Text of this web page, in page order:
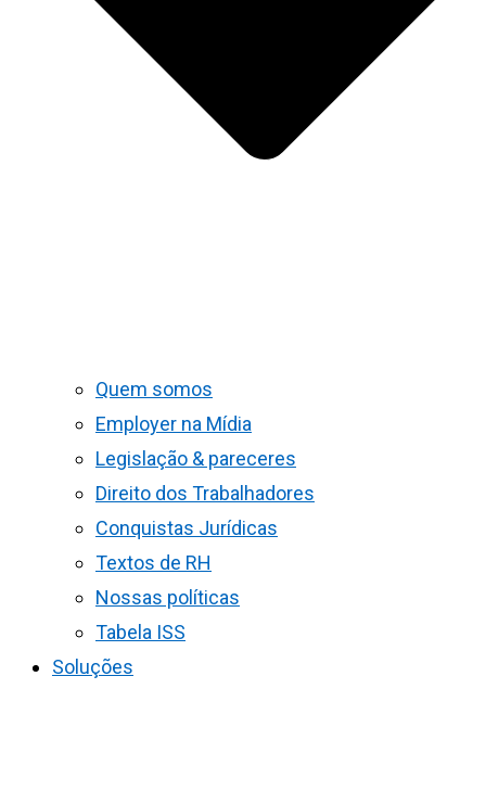
Quem somos
Employer na Mídia
Legislação & pareceres
Direito dos Trabalhadores
Conquistas Jurídicas
Textos de RH
Nossas políticas
Tabela ISS
Soluções